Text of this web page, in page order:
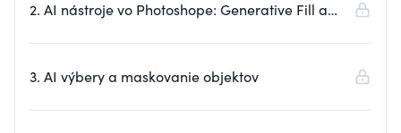
2. AI nástroje vo Photoshope: Generative Fill a
3. AI výbery a maskovanie objektov